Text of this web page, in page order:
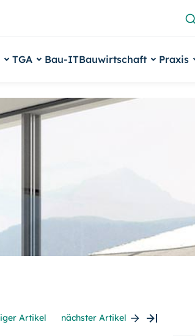
TGA Bau-ITBauwirtschaft Praxis
Artikel nächster Artikel